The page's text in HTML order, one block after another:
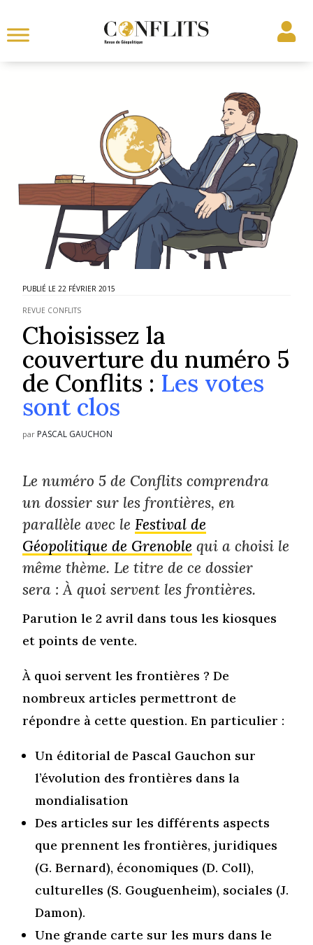
22 FÉVRIER 2015
REVUE CONFLITS
Choisissez la
couverture du numéro 5
de Conflits : Les votes
sont clos
par PASCAL GAUCHON
Le numéro 5 de Conflitscomprendra
un dossier sur les frontières, en
parallèle avec leFestival de
Géopolitique de Grenoble qui a choisi le
même thème. Le titre de ce dossier
sera :À quoi servent les frontières.
Parution le 2 avril dans tous les kiosques
et points de vente.
À quoi servent les frontières ? De
nombreux articles permettront de
répondre à cette question. En particulier :
Un éditorial de Pascal Gauchon sur
l’évolution des frontières dans la
mondialisation
Des articles sur les différents aspects
que prennent les frontières, juridiques
(G. Bernard), économiques (D. Coll),
culturelles (S. Gouguenheim), sociales (J.
Damon).
Une grande carte sur les murs dans le